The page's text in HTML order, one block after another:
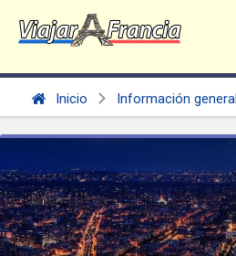
Inicio Información general